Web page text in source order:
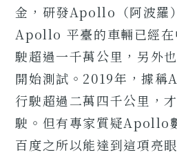
金，研發Apollo（阿波羅
Apollo 平臺的車輛已經在
駛超過一千萬公里，另外
開始測試。2019年，據
行駛超過二萬四千公里，
駛。但有專家質疑Apollo
百度之所以能達到這項亮